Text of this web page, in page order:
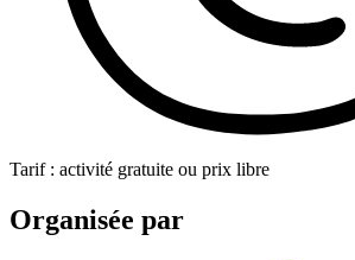
Tarif : activité gratuite ou prix libre
Organisée par